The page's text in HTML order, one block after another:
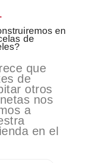
en
de
que
de
otros
nos
a
en el